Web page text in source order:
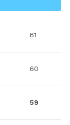
61
60
59